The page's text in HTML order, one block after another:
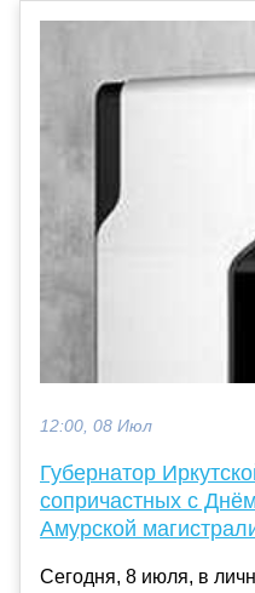
12:00, 08 Июл
Губернатор
сопричастных с
Амурской
Сегодня, 8 июля, в